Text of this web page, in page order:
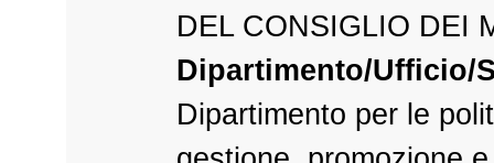
DEL CONSIGLIO DEI
Dipartimento/Ufficio/
Dipartimento per le